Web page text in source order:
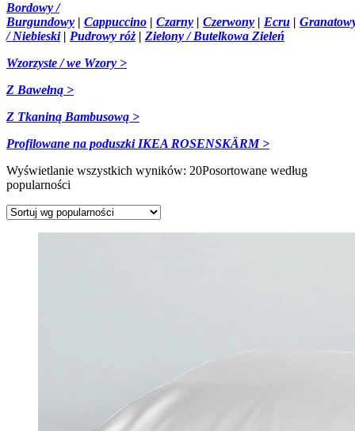
Bordowy /
Burgundowy | Cappuccino | Czarny | Czerwony | Ecru |
/ Niebieski| Pudrowy róż | Zielony / Butelkowa Zieleń
Wzorzyste / we Wzory >
Z Bawełną >
Z Tkaniną Bambusową >
Profilowane na poduszki IKEA ROSENSKÄRM >
Wyświetlanie wszystkich wyników: 20Posortowane według
popularności